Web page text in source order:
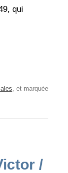
qui
, et marquée
/